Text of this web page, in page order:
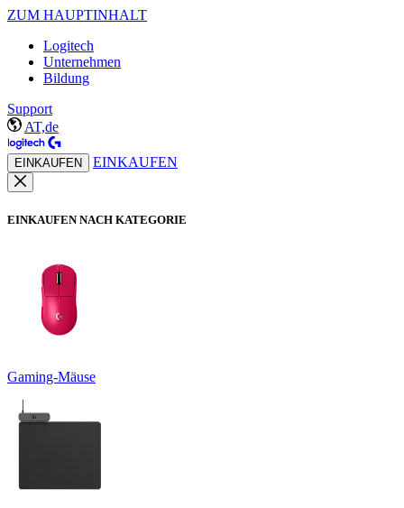
ZUM HAUPTINHALT
Logitech
Unternehmen
Bildung
Support
AT,de
EINKAUFEN EINKAUFEN
EINKAUFEN NACH KATEGORIE
Gaming-Mäuse